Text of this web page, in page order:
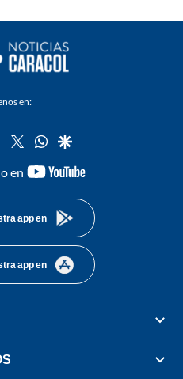
en:
instagram
twitterwhatsapp
google
en
youtube-
app en
app en